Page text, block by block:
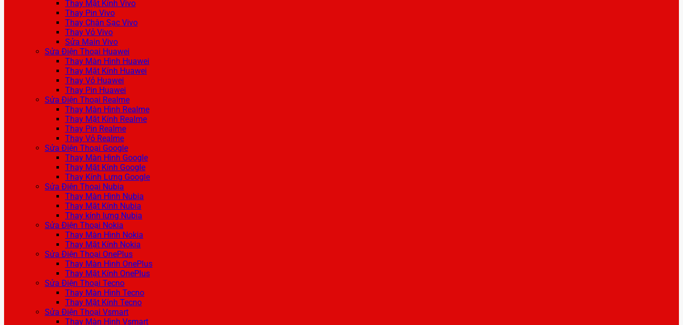
Thay Mặt Kính Vivo
Thay Pin Vivo
Thay Chân Sạc Vivo
Thay Vỏ Vivo
Sửa Main Vivo
Sửa Điện Thoại Huawei
Thay Màn Hình Huawei
Thay Mặt Kính Huawei
Thay Vỏ Huawei
Thay Pin Huawei
Sửa Điện Thoại Realme
Thay Màn Hình Realme
Thay Mặt Kính Realme
Thay Pin Realme
Thay Vỏ Realme
Sửa Điện Thoại Google
Thay Màn Hình Google
Thay Mặt Kính Google
Thay Kính Lưng Google
Sửa Điện Thoại Nubia
Thay Màn Hình Nubia
Thay Mặt Kính Nubia
Thay kính lưng Nubia
Sửa Điện Thoại Nokia
Thay Màn Hình Nokia
Thay Mặt Kính Nokia
Sửa Điện Thoại OnePlus
Thay Màn Hình OnePlus
Thay Mặt Kính OnePlus
Sửa Điện Thoại Tecno
Thay Màn Hình Tecno
Thay Mặt Kính Tecno
Sửa Điện Thoại Vsmart
Thay Màn Hình Vsmart